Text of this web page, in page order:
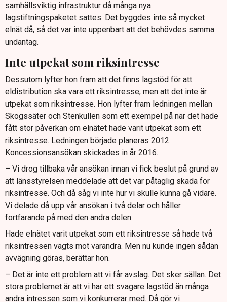
samhällsviktig infrastruktur då många nya
lagstiftningspaketet sattes. Det byggdes inte så mycket
elnät då, så det var inte uppenbart att det behövdes samma
undantag.
Inte utpekat som riksintresse
Dessutom lyfter hon fram att det finns lagstöd för att
eldistribution ska vara ett riksintresse, men att det inte är
utpekat som riksintresse. Hon lyfter fram ledningen mellan
Skogssäter och Stenkullen som ett exempel på när det hade
fått stor påverkan om elnätet hade varit utpekat som ett
riksintresse. Ledningen började planeras 2012.
Koncessionsansökan skickades in år 2016.
– Vi drog tillbaka vår ansökan innan vi fick beslut på grund av
att länsstyrelsen meddelade att det var påtaglig skada för
riksintresse. Och då såg vi inte hur vi skulle kunna gå vidare.
Vi delade då upp vår ansökan i två delar och håller
fortfarande på med den andra delen.
Hade elnätet varit utpekat som ett riksintresse så hade två
riksintressen vägts mot varandra. Men nu kunde ingen sådan
avvägning göras, berättar hon.
– Det är inte ett problem att vi får avslag. Det sker sällan. Det
stora problemet är att vi har ett svagare lagstöd än många
andra intressen som vi konkurrerar med. Då gör vi